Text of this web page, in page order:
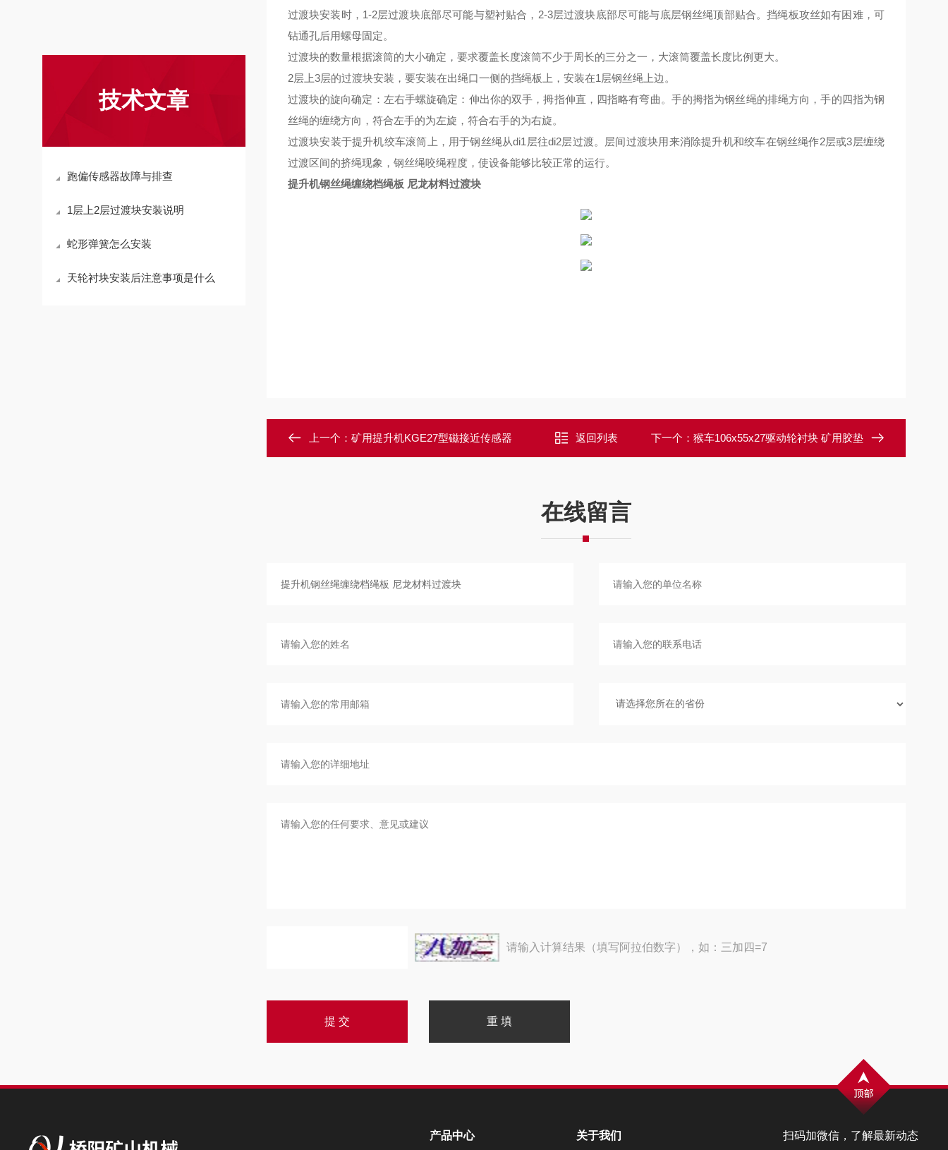
技术文章
跑偏传感器故障与排查
1层上2层过渡块安装说明
蛇形弹簧怎么安装
天轮衬块安装后注意事项是什么
过渡块安装时， 1-2层过渡块底部尽可能与塑衬贴合， 2-3层过渡块底部尽可能与底层钢丝绳顶部贴合。挡绳板攻丝如有困难，可
钻通孔后用螺母固定。
过渡块的数量根据滚筒的大小确定，要求覆盖长度滚筒不少于周长的三分之一，大滚筒覆盖长度比例更大。
2层上3层的过渡块安装，要安装在出绳口一侧的挡绳板上，安装在1 层钢丝绳上边。
过渡块的旋向确定：左右手螺旋确定：伸出你的双手，拇指伸直，四指略有弯曲。手的拇指为钢丝绳的排绳方向，手的四指为钢
丝绳的缠绕方向，符合左手的为左旋，符合右手的为右旋。
过渡块安装于提升机绞车滚筒上，用于钢丝绳从di1 层往di2层过渡。层间过渡块用来消除提升机和绞车在钢丝绳作2层或3层缠绕
过渡区间的挤绳现象，钢丝绳咬绳程度，使设备能够比较正常的运行。
提升机钢丝绳缠绕档绳板 尼龙材料过渡块
上一个： 矿用提升机KGE27型磁接近传感器 返回列表 下一个： 猴车106x55x27驱动轮衬块 矿用胶垫
在线留言
请输入计算结果（填写阿拉伯数字），如：三加四=7
扫码加微信，了解最新动态
产品中心 关于我们